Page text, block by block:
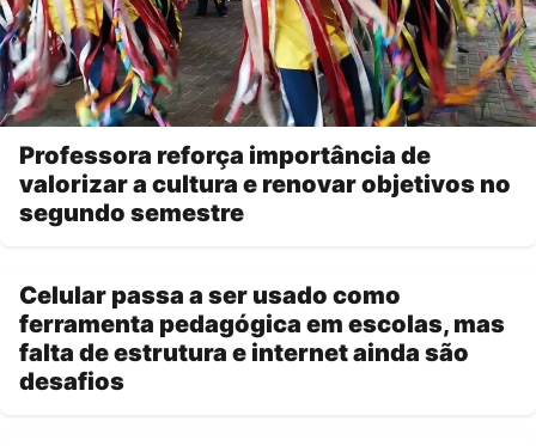
Professora reforça importância de
valorizar a cultura e renovar objetivos no
segundo semestre
Celular passa a ser usado como
ferramenta pedagógica em escolas, mas
falta de estrutura e internet ainda são
desafios